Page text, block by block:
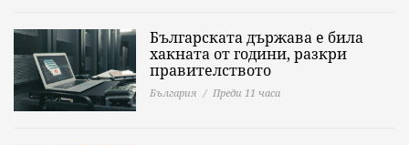
Българската държава е била
хакната от години, разкри
правителството
България Преди 11 часа